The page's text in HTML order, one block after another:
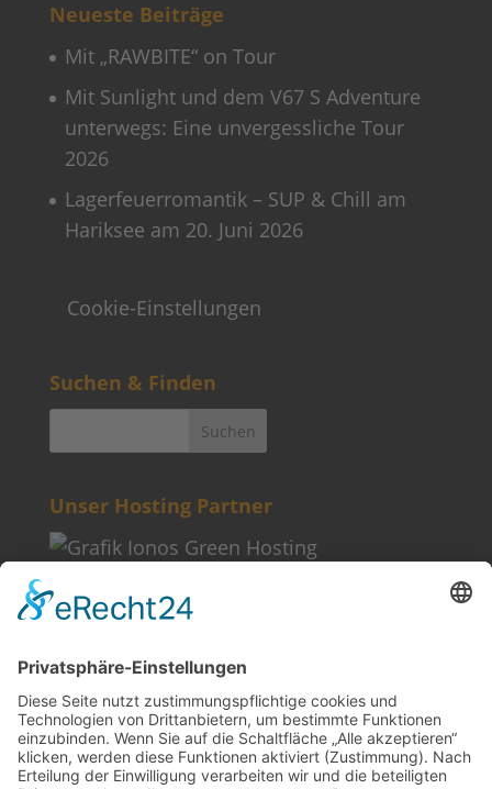
Neueste Beiträge
Mit „RAWBITE“ on Tour
Mit Sunlight und dem V67 S Adventure
unterwegs: Eine unvergessliche Tour
2026
Lagerfeuerromantik – SUP & Chill am
Hariksee am 20. Juni 2026
Cookie-Einstellungen
Suchen & Finden
Unser Hosting Partner
Weitere Informationen
Kontakt
Newsletter
FAQ